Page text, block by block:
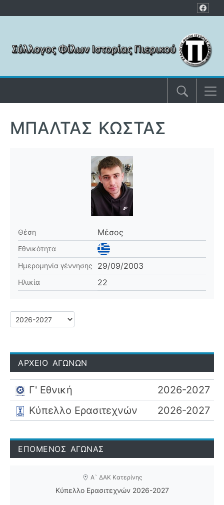
ΜΠΑΛΤΆΣ ΚΏΣΤΑΣ
Θέση Μέσος
Εθνικότητα
Ημερομηνία γέννησης
29/09/2003
Ηλικία 22
ΑΡΧΕΙΟ ΑΓΩΝΩΝ
Γ' Εθνική
2026-2027
Κύπελλο Ερασιτεχνών
2026-2027
ΕΠΟΜΕΝΟΣ ΑΓΩΝΑΣ
Α` ΔΑΚ Κατερίνης
Κύπελλο Ερασιτεχνών 2026-2027